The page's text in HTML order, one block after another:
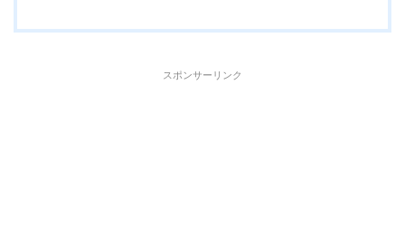
スポンサーリンク